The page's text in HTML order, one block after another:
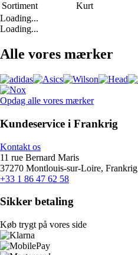
Sortiment
Kurt
Loading...
Loading...
Alle vores mærker
Opdag alle vores mærker
Kundeservice i Frankrig
Kontakt os
11 rue Bernard Maris
37270 Montlouis-sur-Loire, Frankrig
+33 1 86 47 62 58
Sikker betaling
Køb trygt på vores side